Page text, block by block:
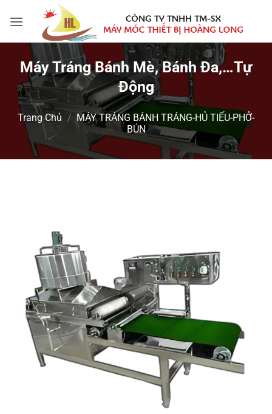
qua
Máy Tráng Bánh Mè, Bánh Đa,…tự
Động
Trang Chủ / MÁY TRÁNG BÁNH TRÁNG-HỦ TIẾU-PHỞ-
BÚN